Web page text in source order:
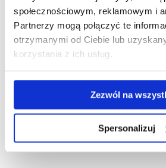
społecznościowym, reklamowym i
Partnerzy mogą połączyć te
otrzymanymi od Ciebie lub
korzystania z ich usług.
Zezwól na
Spersonalizuj
Nr konta bankowego:
Nazwa odbiorcy: Polskie
Europejskich
nazwa oddziału; rok, za który
oraz przesłanie/przekazanie
skarbnika oddziału.